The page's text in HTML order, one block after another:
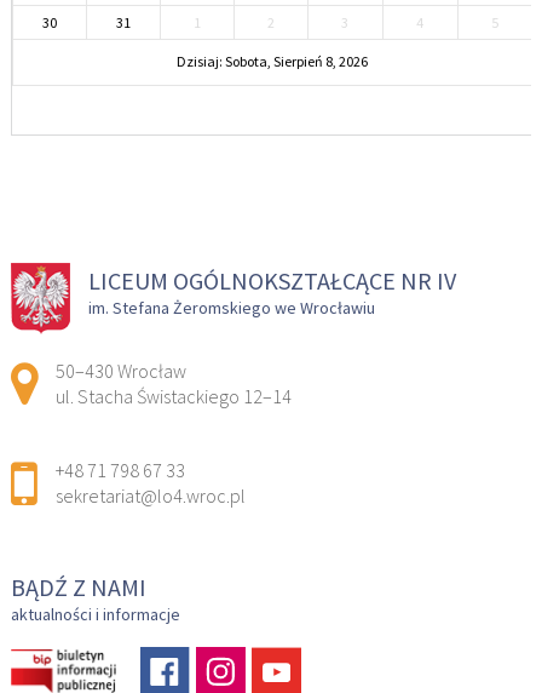
30
31 1 2 3 4 5
Dzisiaj: Sobota, Sierpień 8, 2026
LICEUM OGÓLNOKSZTAŁCĄCE NR IV
im. Stefana Żeromskiego we Wrocławiu
Adres pocztowy:
50–430 Wrocław
ul. Stacha Świstackiego 12–14
+48 71 798 67 33
sekretariat@lo4.wroc.pl
BĄDŹ Z NAMI
aktualności i informacje